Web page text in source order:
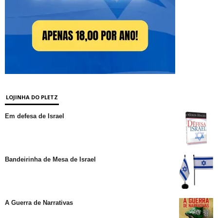
LOJINHA DO PLETZ
Em defesa de Israel
Bandeirinha de Mesa de Israel
A Guerra de Narrativas